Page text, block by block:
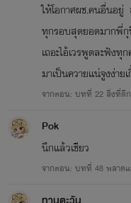
Professional Sex
ให้โอกาศผช.คนอื่นอยู่
ทุกรอบสุดยอดมากพี่กุ
เถอะไอ้เวรพูดละฟังทุ
มาเป็นควายเเน่จูงง่าย
จากตอน: บทที่ 22 สิ่งที่ดีก
Pok
นึกแล้วเชียว
จากตอน: บ